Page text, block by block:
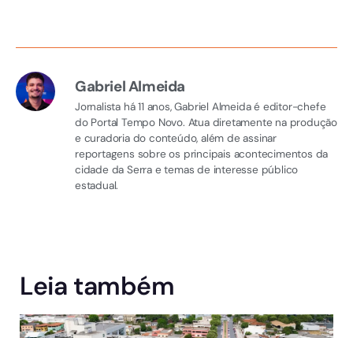
Gabriel Almeida
Jornalista há 11 anos, Gabriel Almeida é editor-chefe
do Portal Tempo Novo. Atua diretamente na produção
e curadoria do conteúdo, além de assinar
reportagens sobre os principais acontecimentos da
cidade da Serra e temas de interesse público
estadual.
Leia também